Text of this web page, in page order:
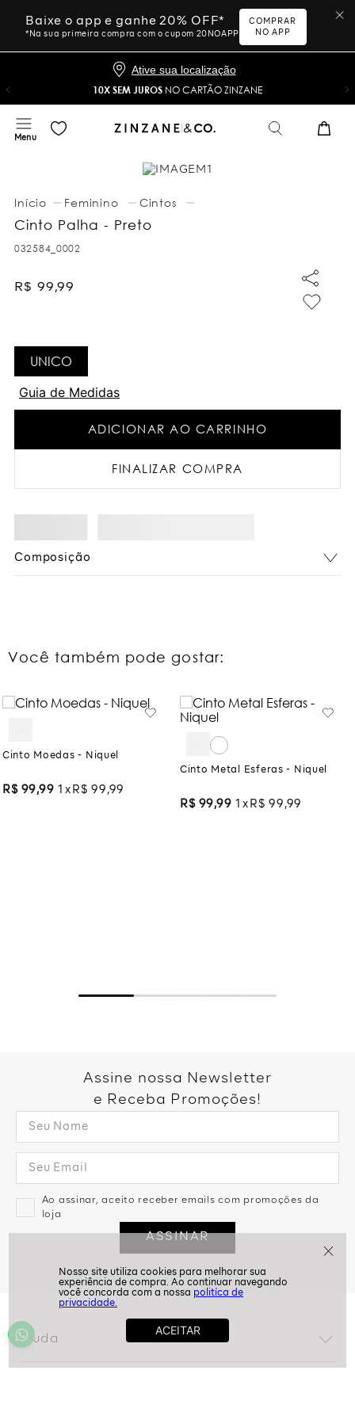
Baixe o app e ganhe 20% OFF*
*Na sua primeira compra com o cupom 20NOAPP
COMPRAR
NO APP
Ative sua localização
10X SEM JUROS NO CARTÃO ZINZANE
politíca de
privacidade.
Feminino Cintos
Cinto Palha - Preto
032584_0002
R$ 99,99
UNICO
Guia de Medidas
ADICIONAR AO CARRINHO
FINALIZAR COMPRA
Composição
Você também pode gostar:
Cinto Moedas - Niquel
R$ 99,99 1 R$ 99 ,99
Cinto Metal Esferas - Niquel
R$ 99,99 1 R$ 99 ,99
Assine nossa Newsletter
e Receba Promoções!
Ao assinar, aceito receber emails com promoções da
loja
ASSINAR
Ajuda